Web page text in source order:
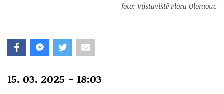
foto: Výstaviště Flora Olomouc
15. 03. 2025 - 18:03